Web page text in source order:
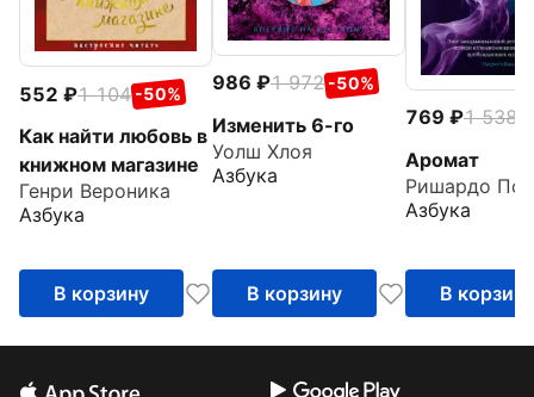
552 1 104 -50%
Как найти любовь в
книжном магазине
Генри Вероника
Азбука
В корзину
986 1 972 -50%
Изменить 6-го
Уолш Хлоя
Азбука
В корзину
769 1 538
Аромат
Ришардо
Азбука
В корзину